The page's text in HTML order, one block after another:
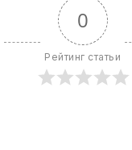
0
Рейтинг статьи